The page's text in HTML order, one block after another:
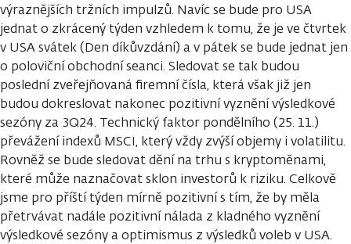
výraznějších tržních impulzů. Navíc se bude pro USA
jednat o zkrácený týden vzhledem k tomu, že je ve čtvrtek
v USA svátek (Den díkůvzdání) a v pátek se bude jednat jen
o poloviční obchodní seanci. Sledovat se tak budou
poslední zveřejňovaná firemní čísla, která však již jen
budou dokreslovat nakonec pozitivní vyznění výsledkové
sezóny za 3Q24. Technický faktor pondělního (25. 11.)
převážení indexů MSCI, který vždy zvýší objemy i volatilitu.
Rovněž se bude sledovat dění na trhu s kryptoměnami,
které může naznačovat sklon investorů k riziku. Celkově
jsme pro příští týden mírně pozitivní s tím, že by měla
přetrvávat nadále pozitivní nálada z kladného vyznění
výsledkové sezóny a optimismus z výsledků voleb v USA.